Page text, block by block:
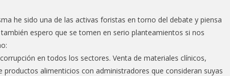
he sido una de las activas foristas en torno del debate y piensa
espero que se tomen en serio planteamientos si nos
en todos los sectores. Venta de materiales clínicos,
alimenticios con administradores que consideran suyas